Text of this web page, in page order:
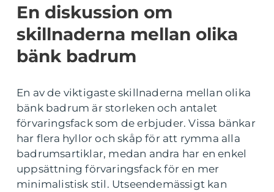
En diskussion om
skillnaderna mellan olika
bänk badrum
En av de viktigaste skillnaderna mellan olika
bänk badrum är storleken och antalet
förvaringsfack som de erbjuder. Vissa bänkar
har flera hyllor och skåp för att rymma alla
badrumsartiklar, medan andra har en enkel
uppsättning förvaringsfack för en mer
minimalistisk stil. Utseendemässigt kan